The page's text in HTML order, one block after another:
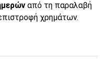
από τη παραλαβή
χρημάτων.